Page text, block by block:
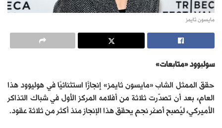
مايسون ثايمز
سوليوود «متابعات»
حقق الممثل الشاب «مايسون ثايمز» إنجازًا استثنائيًا في هوليوود هذا
العام، بعد أن تصدّرت ثلاثة من أفلامه المركز الأول في شباك التذاكر
الأميركي، ليُصبح أصغر نجم يحقق هذا الإنجاز منذ أكثر من ثلاثة عقود.